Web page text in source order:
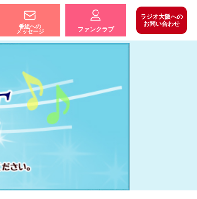
番組への
メッセージ
ファンクラブ
ラジオ大阪への
お問い合わせ